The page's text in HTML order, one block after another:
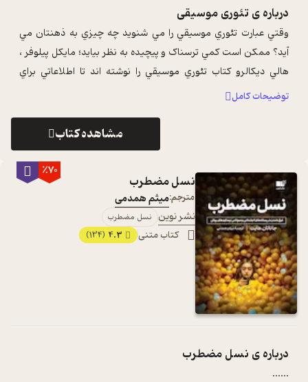
درباره یتئوری موسیقی
وقتي عبارت تئوري موسيقي را مي شنويد چه چيزي به ذهنتان مي
آيد؟ ممکن است کمي ترسناک و پيچيده به نظر بيايد؛ مايکل پيلوفر ،
هالي ديکالرو کتاب تئوري موسيقي را نوشته اند تا اطلاعاتي براي
گسترش دامنه ي توانا ...
توضیحات کامل
مشاهده کتاب
٪70
نسل مضطرب
مترجم:میثم همدمی
نشر نوین نسل مضطرب
کتاب متنی 4.3
(134)
درباره ی نسل مضطرب
...
...